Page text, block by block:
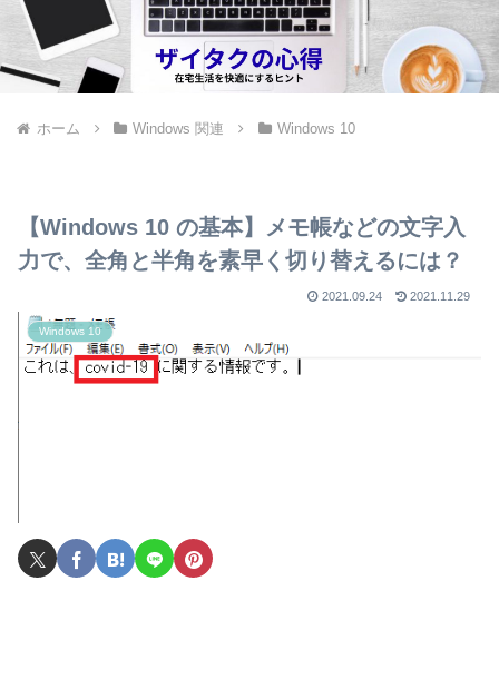
ホーム Windows 関連 Windows 10
【Windows 10 の基本】メモ帳などの文字入
力で、全角と半角を素早く切り替えるには？
2021.09.24 2021.11.29
Windows 10